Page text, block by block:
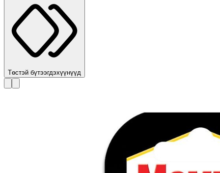
Төстэй бүтээгдэхүүнүүд